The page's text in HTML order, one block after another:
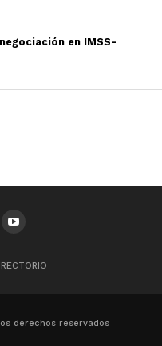
en IMSS-
derechos reservados